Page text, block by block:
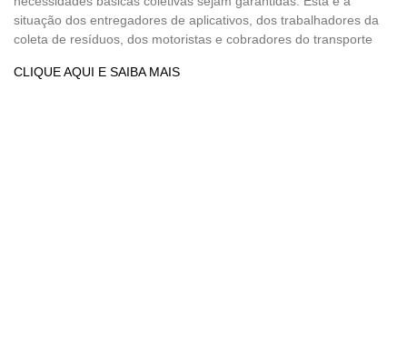
situação dos entregadores de aplicativos, dos trabalhadores da
coleta de resíduos, dos motoristas e cobradores do transporte
CLIQUE AQUI E SAIBA MAIS